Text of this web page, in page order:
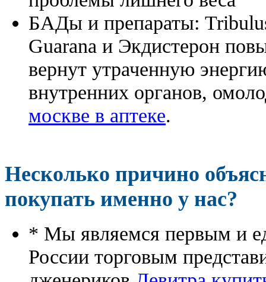
БАДы и препараты:
Guarana и Экдистерон
вернут утраченную
внутренних органов,
москве в аптеке.
Несколько причино
покупать именно у нас?
* Мы являемся первым и
России торговым